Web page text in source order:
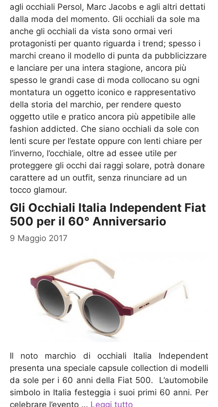
agli occhiali Persol, Marc Jacobs e agli altri dettati
dalla moda del momento. Gli occhiali da sole ma
anche gli occhiali da vista sono ormai veri
protagonisti per quanto riguarda i trend; spesso i
marchi creano il modello di punta da pubblicizzare
e lanciare per una intera stagione, ancora più
spesso le grandi case di moda collocano su ogni
montatura un oggetto iconico e rappresentativo
della storia del marchio, per rendere questo
oggetto utile e pratico ancora più appetibile alle
fashion addicted. Che siano occhiali da sole con
lenti scure per l’estate oppure con lenti chiare per
l’inverno, l’occhiale, oltre ad essee utile per
proteggere gli occhi dai raggi solare, potrà donare
carattere ad un outfit, senza rinunciare ad un
tocco glamour.
Gli Occhiali Italia Independent Fiat
500 per il 60° Anniversario
9 Maggio 2017
Il noto marchio di occhiali Italia Independent
presenta una speciale capsule collection di modelli
da sole per i 60 anni della Fiat 500. L’automobile
simbolo in Italia festeggia i suoi primi 60 anni. Per
celebrare l’evento … Leggi tutto